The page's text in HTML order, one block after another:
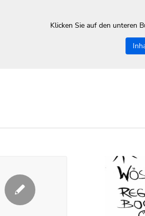
Klicken Sie auf den unteren